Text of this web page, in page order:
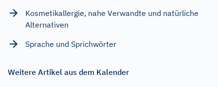
Kosmetikallergie, nahe Verwandte und natürliche
Alternativen
Sprache und Sprichwörter
Weitere Artikel aus dem Kalender